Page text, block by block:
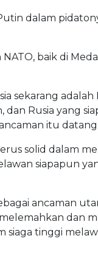
dalam
baik di
sekarang adalah
Rusia yang
itu datang.
solid dalam
siapapun
ancaman
dan
siaga tinggi